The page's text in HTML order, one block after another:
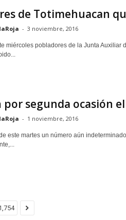
de Totimehuacan
- 3 noviembre, 2016
miércoles pobladores de la Junta
por segunda ocasión
- 1 noviembre, 2016
este martes un número aún